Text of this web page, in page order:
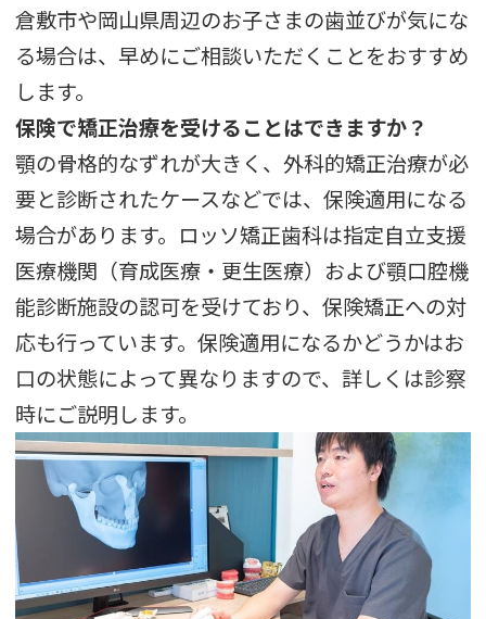
倉敷市や岡山県周辺のお子さまの歯並びが気にな
る場合は、早めにご相談いただくことをおすすめ
します。
保険で矯正治療を受けることはできますか？
顎の骨格的なずれが大きく、外科的矯正治療が必
要と診断されたケースなどでは、保険適用になる
場合があります。ロッソ矯正歯科は指定自立支援
医療機関（育成医療・更生医療）および顎口腔機
能診断施設の認可を受けており、保険矯正への対
応も行っています。保険適用になるかどうかはお
口の状態によって異なりますので、詳しくは診察
時にご説明します。